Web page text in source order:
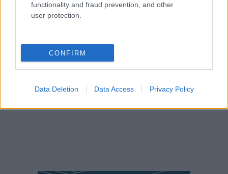
functionality and fraud prevention, and other
user protection.
CONFIRM
Data Deletion Data Access Privacy Policy